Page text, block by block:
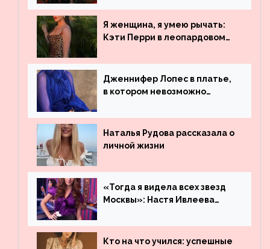
просмотрам на YouTube. Они
обогнали даже Джастина
Бибера
Я женщина, я умею рычать:
Кэти Перри в леопардовом
Дженнифер Лопес в платье,
в котором невозможно
Наталья Рудова рассказала о
личной жизни
«Тогда я видела всех звезд
Москвы»: Настя Ивлеева
популярности и выложила
архивные фото
Кто на что учился: успешные